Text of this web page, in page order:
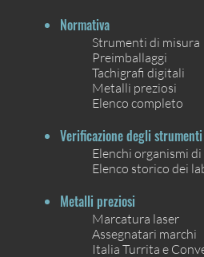
Normativa
Strumenti di misura
Preimballaggi
Tachigrafi digitali
Metalli preziosi
Elenco completo
Verificazione degli strumenti
Elenchi organismi
Elenco storico dei
Metalli preziosi
Marcatura laser
Assegnatari marchi
Italia Turrita e